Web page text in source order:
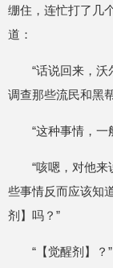
绷住，连忙打了几
道：
“话说回来，
调查那些流民和黑
“这种事情，一
“咳嗯，对他
些事情反而应该知
剂】吗？”
“【觉醒剂】？”